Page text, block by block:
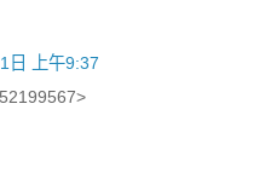
日 上午9:37